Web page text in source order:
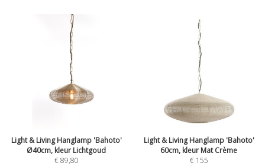
Light & Living Hanglamp 'Bahoto'
Ø40cm, kleur Lichtgoud
€89,80
Light & Living Hanglamp 'Bahoto'
60cm, kleur Mat Crème
€ 155